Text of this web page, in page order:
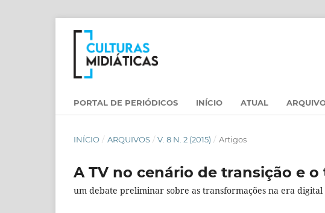
PORTAL DE PERIÓDICOS INÍCIO ATUAL
INÍCIO / ARQUIVOS / V. 8 N. 2 (2015) / Artigos
A TV no cenário de transição e
um debate preliminar sobre as transformações na era digital